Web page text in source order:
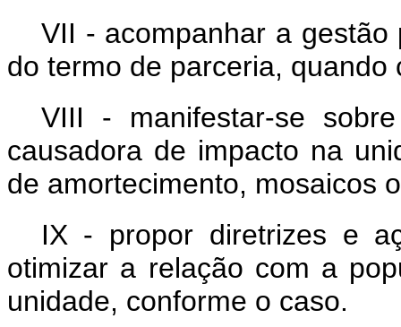
VII - acompanhar a
do termo de parceria,
VIII - manifestar-se
causadora de impacto na
de amortecimento, mosaicos
IX - propor diretrizes e
otimizar a relação com a
unidade, conforme o caso.